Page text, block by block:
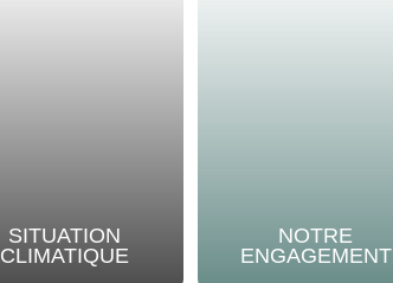
SITUATION
CLIMATIQUE
NOTRE
ENGAGEMENT